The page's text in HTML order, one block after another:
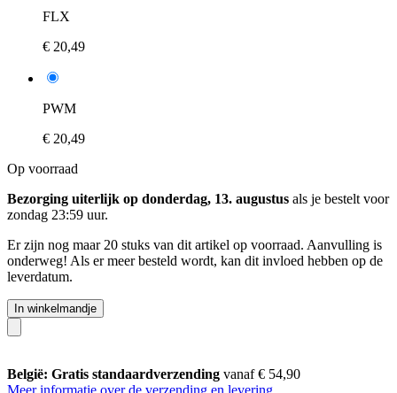
FLX
€ 20,49
PWM
€ 20,49
Op voorraad
Bezorging uiterlijk op donderdag, 13. augustus als je bestelt voor
zondag 23:59 uur.
Er zijn nog maar 20 stuks van dit artikel op voorraad. Aanvulling is
onderweg! Als er meer besteld wordt, kan dit invloed hebben op de
leverdatum.
In winkelmandje
België: Gratis standaardverzending vanaf € 54,90
Meer informatie over de verzending en levering